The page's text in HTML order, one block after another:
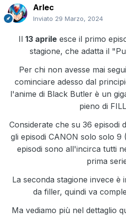
Arlec
Inviato 29 Marzo, 2024
Il 13 aprile esce il primo
stagione, che adatta il
Per chi non avesse mai
cominciare adesso dal
l'anime di Black Butler è un
pieno di
Considerate che su 36 episodi
gli episodi CANON solo solo 9
episodi sono all'incirca tutti
prima
La seconda stagione invece è
da filler, quindi va
Ma vediamo più nel dettaglio